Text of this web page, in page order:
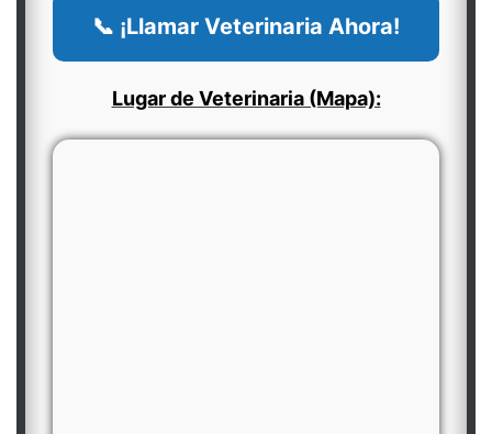
📞 ¡Llamar Veterinaria Ahora!
Lugar de Veterinaria (Mapa):